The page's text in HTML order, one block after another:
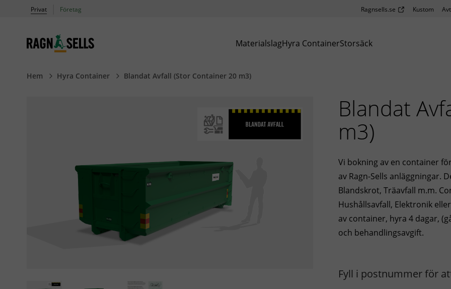
Privat Företag Ragnsells.se Kustom
MaterialslagHyra ContainerStorsäck
Hem Hyra Container Blandat Avfall (Stor Container 20 m3)
Blandat
m3)
Vi bokning av en container
av Ragn-Sells anläggningar.
Blandskrot, Träavfall m.m.
Hushållsavfall, Elektronik
av container, hyra 4 dagar,
och behandlingsavgift.
Fyll i postnummer för